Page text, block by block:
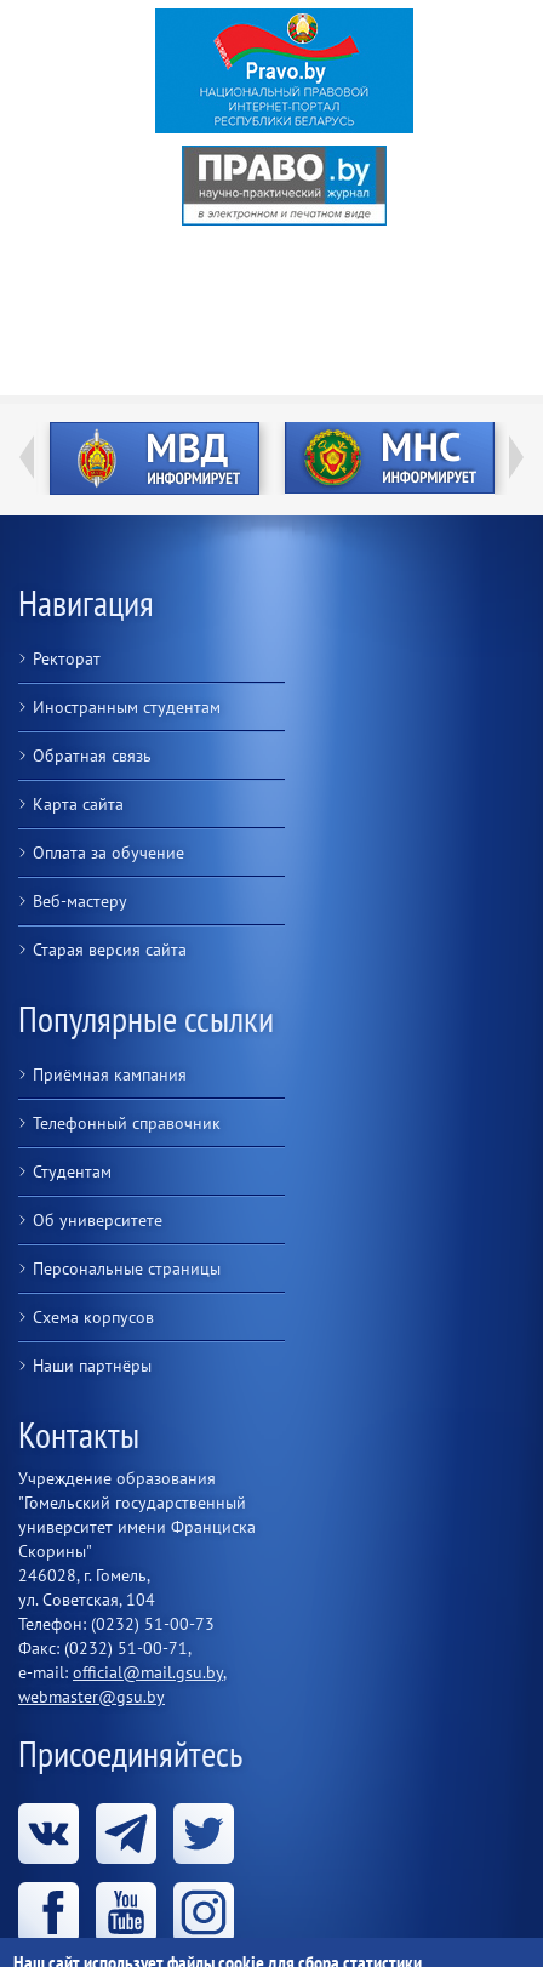
Навигация
Ректорат
Иностранным студентам
Обратная связь
Карта сайта
Оплата за обучение
Веб-мастеру
Старая версия сайта
Популярные ссылки
Приёмная кампания
Телефонный справочник
Студентам
Об университете
Персональные страницы
Схема корпусов
Наши партнёры
Контакты
Учреждение образования
"Гомельский государственный
университет имени Франциска
Скорины"
246028, г. Гомель,
ул. Советская, 104
Телефон: (0232) 51-00-73
Факс: (0232) 51-00-71,
e-mail: official@mail.gsu.by,
webmaster@gsu.by
Присоединяйтесь
Наш сайт использует файлы cookie для сбора статистики.